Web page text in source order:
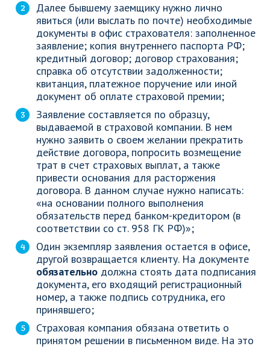
Далее бывшему заемщику нужно лично
явиться (или выслать по почте) необходимые
документы в офис страхователя: заполненное
заявление; копия внутреннего паспорта РФ;
кредитный договор; договор страхования;
справка об отсутствии задолженности;
квитанция, платежное поручение или иной
документ об оплате страховой премии;
Заявление составляется по образцу,
выдаваемой в страховой компании. В нем
нужно заявить о своем желании прекратить
действие договора, попросить возмещение
трат в счет страховых выплат, а также
привести основания для расторжения
договора. В данном случае нужно написать:
«на основании полного выполнения
обязательств перед банком-кредитором (в
соответствии со ст. 958 ГК РФ)»;
Один экземпляр заявления остается в офисе,
другой возвращается клиенту. На документе
обязательно должна стоять дата подписания
документа, его входящий регистрационный
номер, а также подпись сотрудника, его
принявшего;
Страховая компания обязана ответить о
принятом решении в письменном виде. На это